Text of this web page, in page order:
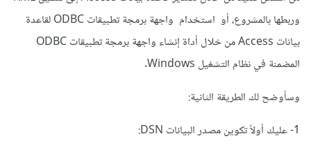
وربطها بالمشروع، أو استخدام واجهة برمجة تطبيقات ODBC لقاعدة
بيانات Access من خلال أداة إنشاء واجهة برمجة تطبيقات ODBC
المضمنة في نظام التشغيل Windows.
وسأوضح لك الطريقة الثانية:
1- عليك أولاً تكوين مصدر البيانات DSN: